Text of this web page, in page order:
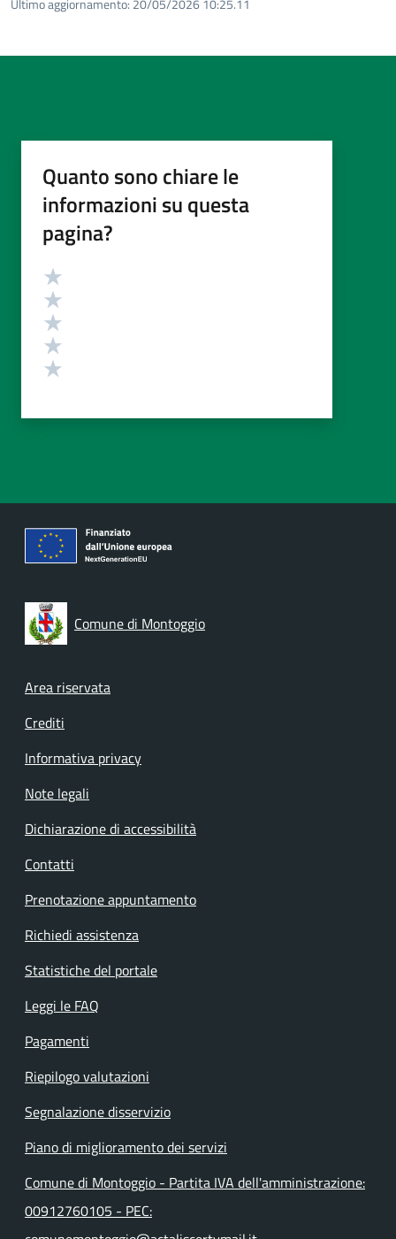
Quanto sono chiare le
informazioni su questa
pagina?
Valutazione
Comune di Montoggio
Footer menu
Area riservata
Crediti
Informativa privacy
Note legali
Dichiarazione di accessibilità
Contatti
Prenotazione appuntamento
Richiedi assistenza
Statistiche del portale
Leggi le FAQ
Pagamenti
Riepilogo valutazioni
Segnalazione disservizio
Piano di miglioramento dei servizi
Comune di Montoggio - Partita IVA dell'amministrazione:
00912760105 - PEC: